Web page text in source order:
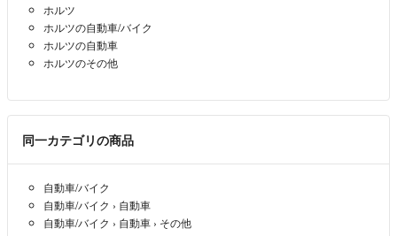
ホルツ
ホルツの自動車/バイク
ホルツの自動車
ホルツのその他
同一カテゴリの商品
自動車/バイク
自動車/バイク › 自動車
自動車/バイク › 自動車 › その他